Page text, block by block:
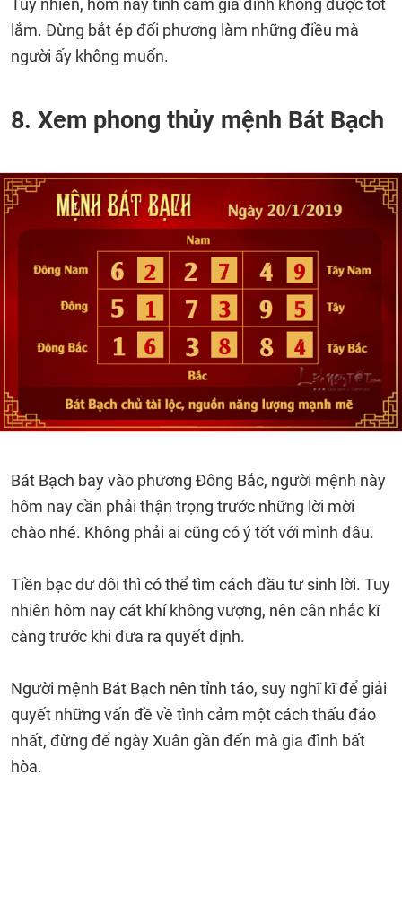
Tuy nhiên, hôm nay tình cảm gia đình không được tốt
lắm. Đừng bắt ép đối phương làm những điều mà
người ấy không muốn.
8. Xem phong thủy mệnh Bát Bạch
Bát Bạch bay vào phương Đông Bắc, người mệnh này
hôm nay cần phải thận trọng trước những lời mời
chào nhé. Không phải ai cũng có ý tốt với mình đâu.
Tiền bạc dư dôi thì có thể tìm cách đầu tư sinh lời. Tuy
nhiên hôm nay cát khí không vượng, nên cân nhắc kĩ
càng trước khi đưa ra quyết định.
Người mệnh Bát Bạch nên tỉnh táo, suy nghĩ kĩ để giải
quyết những vấn đề về tình cảm một cách thấu đáo
nhất, đừng để ngày Xuân gần đến mà gia đình bất
hòa.